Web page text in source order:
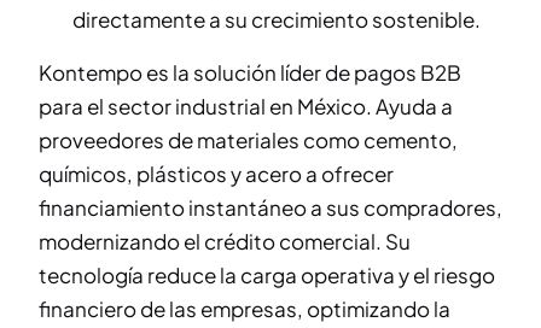
directamente a su crecimiento sostenible.
Kontempo es la solución líder de pagos B2B
para el sector industrial en México. Ayuda a
proveedores de materiales como cemento,
químicos, plásticos y acero a ofrecer
financiamiento instantáneo a sus compradores,
modernizando el crédito comercial. Su
tecnología reduce la carga operativa y el riesgo
financiero de las empresas, optimizando la